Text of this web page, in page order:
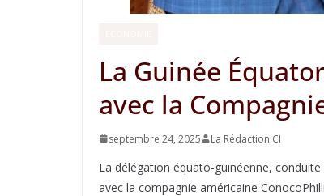
La Guinée
avec la
septembre 24, 2025 La Rédaction CI
La délégation équato-guinéenne,
avec la compagnie américaine